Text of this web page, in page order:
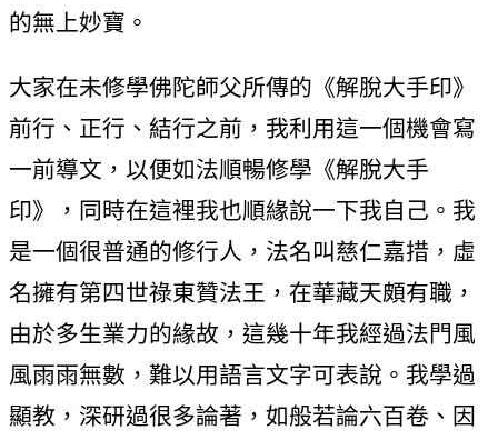
的無上妙寶。
大家在未修學佛陀師父所傳的《解脫大手印》
前行、正行、結行之前，我利用這一個機會寫
一前導文，以便如法順暢修學《解脫大手
印》，同時在這裡我也順緣說一下我自己。我
是一個很普通的修行人，法名叫慈仁嘉措，虛
名擁有第四世祿東贊法王，在華藏天頗有職，
由於多生業力的緣故，這幾十年我經過法門風
風雨雨無數，難以用語言文字可表說。我學過
顯教，深研過很多論著，如般若論六百卷、因